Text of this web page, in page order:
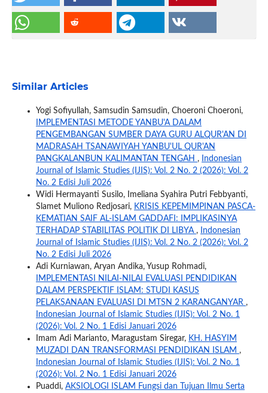
Similar Articles
Yogi Sofiyullah, Samsudin Samsudin, Choeroni Choeroni,
IMPLEMENTASI METODE YANBU'A DALAM
PENGEMBANGAN SUMBER DAYA GURU ALQUR'AN DI
MADRASAH TSANAWIYAH YANBU'UL QUR'AN
PANGKALANBUN KALIMANTAN TENGAH ,
Indonesian
Journal of Islamic Studies (IJIS): Vol. 2 No. 2 (2026): Vol. 2
No. 2 Edisi Juli 2026
Widi Hermayanti Susilo, Imeliana Syahira Putri Febbyanti,
Slamet Muliono Redjosari, KRISIS KEPEMIMPINAN PASCA-
KEMATIAN SAIF AL-ISLAM GADDAFI: IMPLIKASINYA
TERHADAP STABILITAS POLITIK DI LIBYA ,
Indonesian
Journal of Islamic Studies (IJIS): Vol. 2 No. 2 (2026): Vol. 2
No. 2 Edisi Juli 2026
Adi Kurniawan, Aryan Andika, Yusup Rohmadi,
IMPLEMENTASI NILAI-NILAI EVALUASI PENDIDIKAN
DALAM PERSPEKTIF ISLAM: STUDI KASUS
PELAKSANAAN EVALUASI DI MTSN 2 KARANGANYAR ,
Indonesian Journal of Islamic Studies (IJIS): Vol. 2 No. 1
(2026): Vol. 2 No. 1 Edisi Januari 2026
Imam Adi Marianto, Maragustam Siregar, KH. HASYIM
MUZADI DAN TRANSFORMASI PENDIDIKAN ISLAM ,
Indonesian Journal of Islamic Studies (IJIS): Vol. 2 No. 1
(2026): Vol. 2 No. 1 Edisi Januari 2026
Puaddi, AKSIOLOGI ISLAM Fungsi dan Tujuan Ilmu Serta